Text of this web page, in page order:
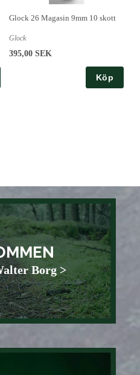
Glock 26 Magasin 9mm 10 skott
Glock
395,00 SEK
Köp
Borg >